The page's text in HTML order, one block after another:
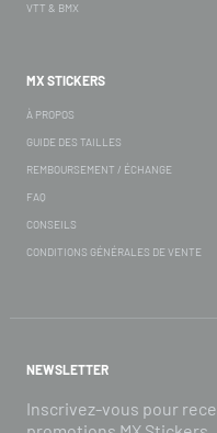
VTT & BMX
MX STICKERS
À PROPOS
GUIDE DES TAILLES
REMBOURSEMENT / ÉCHANGE
FAQ
CONSEILS
CONDITIONS GÉNÉRALES DE VENTE
NEWSLETTER
Inscrivez-vous pour